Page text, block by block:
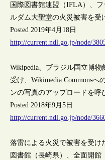
国際図書館連盟（IFLA）、フ
ルダム大聖堂の火災被害を受
Posted 2019年4月18日
http://current.ndl.go.jp/node/
Wikipedia、ブラジル国立博物
受け、Wikimedia Commonsへ
ンの写真のアップロードを呼
Posted 2018年9月5日
http://current.ndl.go.jp/node/
落雷による火災で被害を受け
図書館（長崎県）、全面開館